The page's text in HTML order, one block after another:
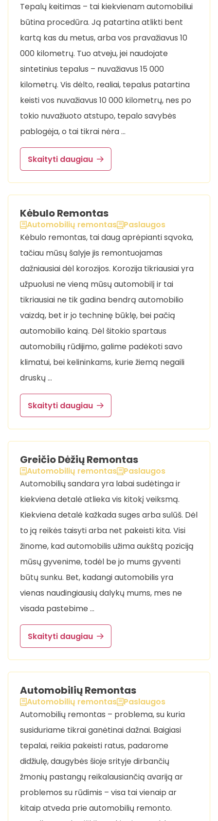
Tepalų keitimas – tai kiekvienam automobiliui
būtina procedūra. Ją patartina atlikti bent
kartą kas du metus, arba vos pravažiavus 10
000 kilometrų. Tuo atveju, jei naudojate
sintetinius tepalus – nuvažiavus 15 000
kilometrų. Vis dėlto, realiai, tepalus patartina
keisti vos nuvažiavus 10 000 kilometrų, nes po
tokio nuvažiuoto atstupo, tepalo savybės
pablogėja, o tai tikrai nėra …
Skaityti daugiau
Kėbulo Remontas
Automobilių remontas
Paslaugos
Kėbulo remontas, tai daug aprėpianti sąvoka,
tačiau mūsų šalyje jis remontuojamas
dažniausiai dėl korozijos. Korozija tikriausiai yra
užpuolusi ne vieną mūsų automobilį ir tai
tikriausiai ne tik gadina bendrą automobilio
vaizdą, bet ir jo techninę būklę, bei pačią
automobilio kainą. Dėl šitokio spartaus
automobilių rūdijimo, galime padėkoti savo
klimatui, bei kelininkams, kurie žiemą negaili
druskų …
Skaityti daugiau
Greičio Dėžių Remontas
Automobilių remontas
Paslaugos
Automobilių sandara yra labai sudėtinga ir
kiekviena detalė atlieka vis kitokį veiksmą.
Kiekviena detalė kažkada suges arba sulūš. Dėl
to ją reikės taisyti arba net pakeisti kita. Visi
žinome, kad automobilis užima aukštą poziciją
mūsų gyvenime, todėl be jo mums gyventi
būtų sunku. Bet, kadangi automobilis yra
vienas naudingiausių dalykų mums, mes ne
visada pastebime …
Skaityti daugiau
Automobilių Remontas
Automobilių remontas
Paslaugos
Automobilių remontas – problema, su kuria
susiduriame tikrai ganėtinai dažnai. Baigiasi
tepalai, reikia pakeisti ratus, padarome
didžiulę, daugybės šioje srityje dirbančių
žmonių pastangų reikalausiančią avariją ar
problemos su rūdimis – visa tai vienaip ar
kitaip atveda prie automobilių remonto.